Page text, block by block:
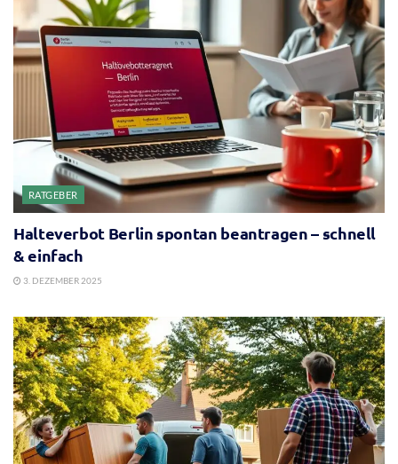
RATGEBER
Halteverbot Berlin spontan beantragen – schnell
& einfach
3. DEZEMBER 2025